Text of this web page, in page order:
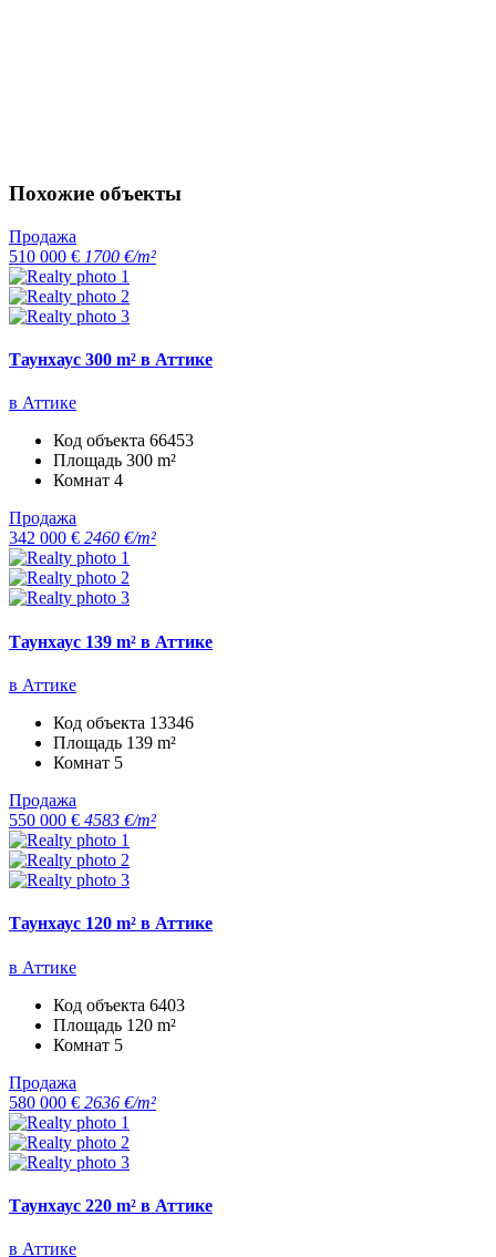
Похожие объекты
Продажа
510 000 € 1700 €/m²
Таунхаус 300 m² в Аттике
в Аттике
Код объекта 66453
Площадь 300 m²
Комнат 4
Продажа
342 000 € 2460 €/m²
Таунхаус 139 m² в Аттике
в Аттике
Код объекта 13346
Площадь 139 m²
Комнат 5
Продажа
550 000 € 4583 €/m²
Таунхаус 120 m² в Аттике
в Аттике
Код объекта 6403
Площадь 120 m²
Комнат 5
Продажа
580 000 € 2636 €/m²
Таунхаус 220 m² в Аттике
в Аттике